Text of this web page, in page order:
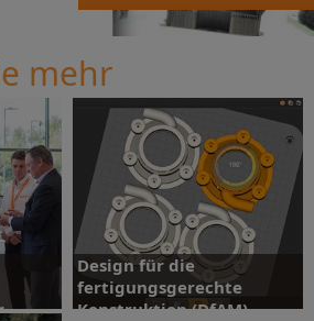
mehr
Design für die
fertigungsgerechte
Konstruktion (DfAM)